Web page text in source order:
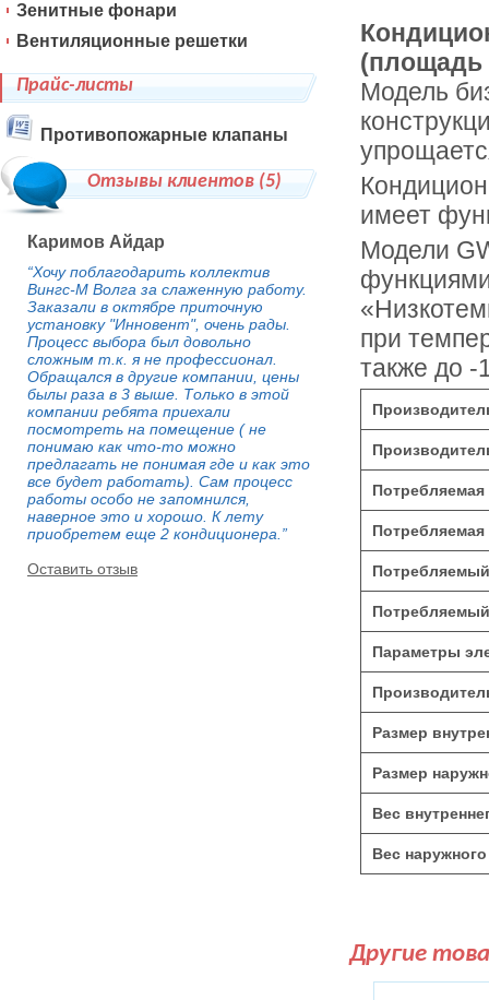
(площадь
Модель
имеет
Модели
при
также до -
Параметры
Размер
Размер
Вес
Вес наружного
Другие
Зенитные фонари
Вентиляционные решетки
Прайс-листы
Противопожарные клапаны
Отзывы клиентов (5)
Каримов Айдар
“Хочу поблагодарить коллектив
Вингс-М Волга за слаженную работу.
Заказали в октябре приточную
установку "Инновент", очень рады.
Процесс выбора был довольно
сложным т.к. я не профессионал.
Обращался в другие компании, цены
былы раза в 3 выше. Только в этой
компании ребята приехали
посмотреть на помещение ( не
понимаю как что-то можно
предлагать не понимая где и как это
все будет работать). Сам процесс
работы особо не запомнился,
наверное это и хорошо. К лету
приобретем еще 2 кондиционера.”
Оставить отзыв